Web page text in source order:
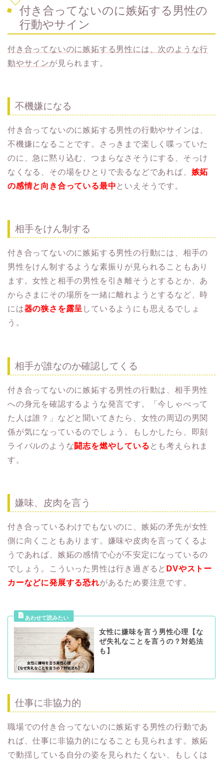
付き合ってないのに嫉妬する男性の
行動やサイン
付き合ってないのに嫉妬する男性には、次のような行
動やサインが見られます。
不機嫌になる
付き合ってないのに嫉妬する男性の行動やサインは、
不機嫌になることです。さっきまで楽しく喋っていた
のに、急に黙り込む、つまらなさそうにする、そっけ
なくなる、その場をひとりで去るなどであれば、 嫉妬
の感情と向き合っている最中 といえそうです。
相手をけん制する
付き合ってないのに嫉妬する男性の行動には、相手の
男性をけん制するような素振りが見られることもあり
ます。女性と相手の男性を引き離そうとするとか、あ
からさまにその場所を一緒に離れようとするなど、時
には器の狭さを露呈 しているようにも思えるでしょ
う。
相手が誰なのか確認してくる
付き合ってないのに嫉妬する男性の行動は、相手男性
への身元を確認するような発言です。「今しゃべって
た人は誰？」などと聞いてきたら、女性の周辺の男関
係が気になっているのでしょう。もしかしたら、即刻
ライバルのような闘志を燃やしている とも考えられま
す。
嫌味、皮肉を言う
付き合っているわけでもないのに、嫉妬の矛先が女性
側に向くこともあります。嫌味や皮肉を言ってくるよ
うであれば、嫉妬の感情で心が不安定になっているの
でしょう。こういった男性は行き過ぎると DVやストー
カーなどに発展する恐れがあるため要注意です。
女性に嫌味を言う男性心理【な
ぜ失礼なことを言うの？対処法
も】
仕事に非協力的
職場での付き合ってないのに嫉妬する男性の行動であ
れば、仕事に非協力的になることも見られます。嫉妬
で動揺している自分の姿を見られたくない、もしくは